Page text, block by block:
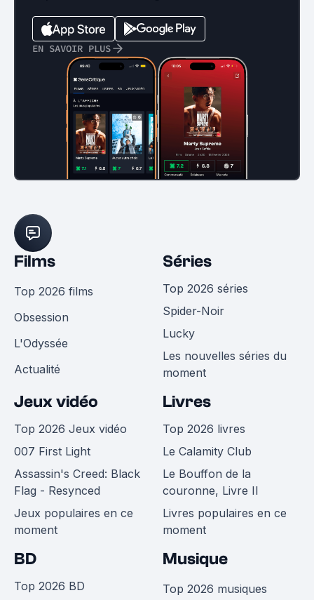
EN SAVOIR PLUS
Films
Top 2026 films
Obsession
L'Odyssée
Actualité
Séries
Top 2026 séries
Spider-Noir
Lucky
Les nouvelles séries du
moment
Jeux vidéo
Top 2026 Jeux vidéo
007 First Light
Assassin's Creed: Black
Flag - Resynced
Jeux populaires en ce
moment
Livres
Top 2026 livres
Le Calamity Club
Le Bouffon de la
couronne, Livre II
Livres populaires en ce
moment
BD
Top 2026 BD
Musique
Top 2026 musiques